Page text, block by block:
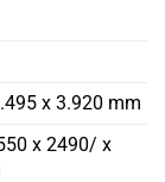
x 3.920 mm
x 2490/ x